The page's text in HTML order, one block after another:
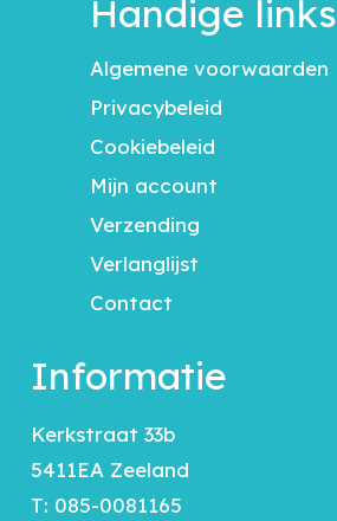
Handige links
Algemene voorwaarden
Privacybeleid
Cookiebeleid
Mijn account
Verzending
Verlanglijst
Contact
Informatie
Kerkstraat 33b
5411EA Zeeland
T: 085-0081165